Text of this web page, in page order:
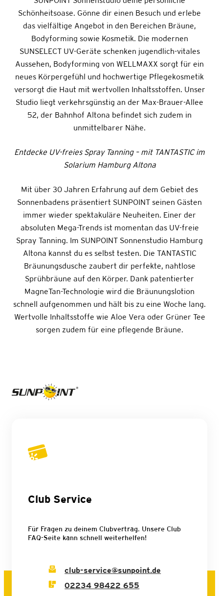
Schönheitsoase. Gönne dir einen Besuch und erlebe
das vielfältige Angebot in den Bereichen Bräune,
Bodyforming sowie Kosmetik. Die modernen
SUNSELECT UV-Geräte schenken jugendlich-vitales
Aussehen, Bodyforming von WELLMAXX sorgt für ein
neues Körpergefühl und hochwertige Pflegekosmetik
versorgt die Haut mit wertvollen Inhaltsstoffen. Unser
Studio liegt verkehrsgünstig an der Max-Brauer-Allee
52, der Bahnhof Altona befindet sich zudem in
unmittelbarer Nähe.
Entdecke UV-freies Spray Tanning – mit TANTASTIC im
Solarium Hamburg Altona
Mit über 30 Jahren Erfahrung auf dem Gebiet des
Sonnenbadens präsentiert SUNPOINT seinen Gästen
immer wieder spektakuläre Neuheiten. Einer der
absoluten Mega-Trends ist momentan das UV-freie
Spray Tanning. Im SUNPOINT Sonnenstudio Hamburg
Altona kannst du es selbst testen. Die TANTASTIC
Bräunungsdusche zaubert dir perfekte, nahtlose
Sprühbräune auf den Körper. Dank patentierter
MagneTan-Technologie wird die Bräunungslotion
schnell aufgenommen und hält bis zu eine Woche lang.
Wertvolle Inhaltsstoffe wie Aloe Vera oder Grüner Tee
sorgen zudem für eine pflegende Bräune.
Club Service
Für Fragen zu deinem Clubvertrag. Unsere Club
FAQ-Seite kann schnell weiterhelfen!
club-service@sunpoint.de
02234 98422 655